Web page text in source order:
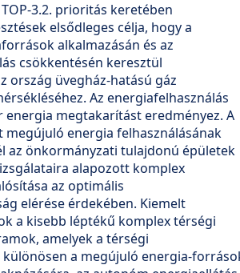
3.2. prioritás keretében
elsődleges célja, hogy a
alkalmazásán és az
csökkentésén keresztül
ország üvegház-hatású gáz
Az energiafelhasználás
energia megtakarítást eredményez. A
megújuló energia felhasználásának
az önkormányzati tulajdonú épületek
alapozott komplex
az optimális
elérése érdekében. Kiemelt
a kisebb léptékű komplex térségi
amelyek a térségi
a megújuló energia-